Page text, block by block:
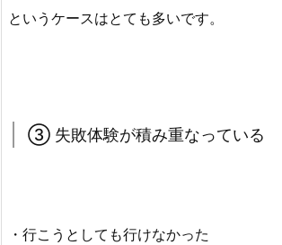
というケースはとても多いです。
③ 失敗体験が積み重なっている
・行こうとしても行けなかった